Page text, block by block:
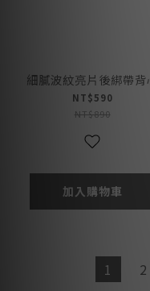
細膩波紋亮片後綁帶背
NT$590
NT$890
加入購物車
1 2